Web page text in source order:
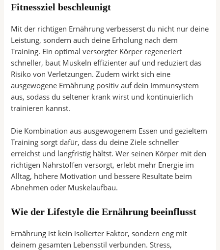
Fitnessziel beschleunigt
Mit der richtigen Ernährung verbesserst du nicht nur deine
Leistung, sondern auch deine Erholung nach dem
Training. Ein optimal versorgter Körper regeneriert
schneller, baut Muskeln effizienter auf und reduziert das
Risiko von Verletzungen. Zudem wirkt sich eine
ausgewogene Ernährung positiv auf dein Immunsystem
aus, sodass du seltener krank wirst und kontinuierlich
trainieren kannst.
Die Kombination aus ausgewogenem Essen und gezieltem
Training sorgt dafür, dass du deine Ziele schneller
erreichst und langfristig hältst. Wer seinen Körper mit den
richtigen Nährstoffen versorgt, erlebt mehr Energie im
Alltag, höhere Motivation und bessere Resultate beim
Abnehmen oder Muskelaufbau.
Wie der Lifestyle die Ernährung beeinflusst
Ernährung ist kein isolierter Faktor, sondern eng mit
deinem gesamten Lebensstil verbunden. Stress,